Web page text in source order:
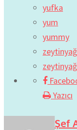
yufka
yum
yummy
Yazıcı
Şef